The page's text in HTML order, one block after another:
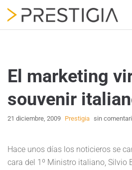
El marketing
souvenir
21 diciembre, 2009 Prestigia sin
Hace unos días los noticieros se
cara del 1º Ministro italiano, Silvio